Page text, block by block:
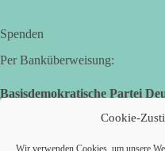
Cookie-
Wir verwenden Cookies, um unsere
Spenden
Per Banküberweisung:
Basisdemokratische Partei
IBAN: DE16 6539 0120 0434